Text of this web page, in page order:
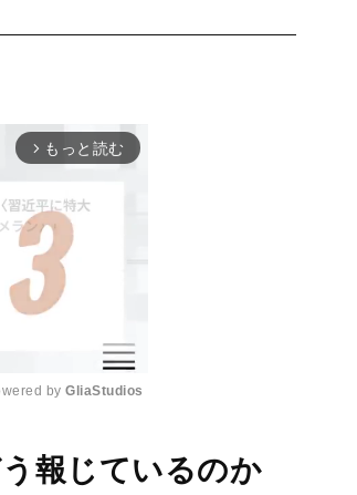
arrow_forward_ios もっと読む
M
u
by GliaStudios
報じているのか